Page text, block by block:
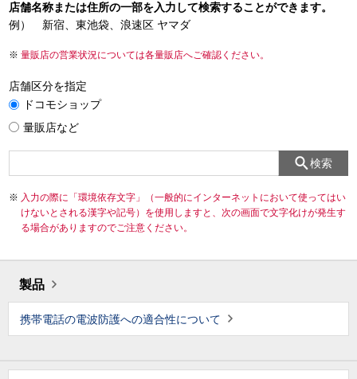
店舗名称または住所の一部を入力して検索することができます。
例） 新宿、東池袋、浪速区 ヤマダ
量販店の営業状況については各量販店へご確認ください。
店舗区分を指定
ドコモショップ
量販店など
検索
入力の際に「環境依存文字」（一般的にインターネットにおいて使ってはい
けないとされる漢字や記号）を使用しますと、次の画面で文字化けが発生す
る場合がありますのでご注意ください。
製品
携帯電話の電波防護への適合性について